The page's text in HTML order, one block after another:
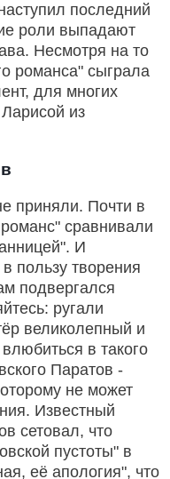
последний
роли выпадают
Несмотря на то
романса" сыграла
для многих
из
приняли. Почти в
сравнивали
И
пользу творения
подвергался
ругали
великолепный и
в такого
Паратов -
не может
Известный
сетовал, что
пустоты" в
её апология", что